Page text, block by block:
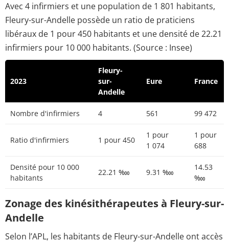
Avec 4 infirmiers et une population de 1 801 habitants,
Fleury-sur-Andelle possède un ratio de praticiens
libéraux de 1 pour 450 habitants et une densité de 22.21
infirmiers pour 10 000 habitants. (Source : Insee)
2023
Fleury-
sur-
Andelle
Eure France
Nombre d'infirmiers 4 561 99 472
Ratio d'infirmiers 1 pour 450
1 pour
1 074
1 pour
688
Densité pour 10 000
habitants
22.21 ‱ 9.31 ‱
14.53
‱
Zonage des kinésithérapeutes à Fleury-sur-
Andelle
Selon l’APL, les habitants de Fleury-sur-Andelle ont accès